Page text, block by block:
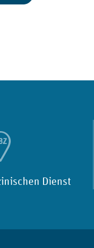
Dienst